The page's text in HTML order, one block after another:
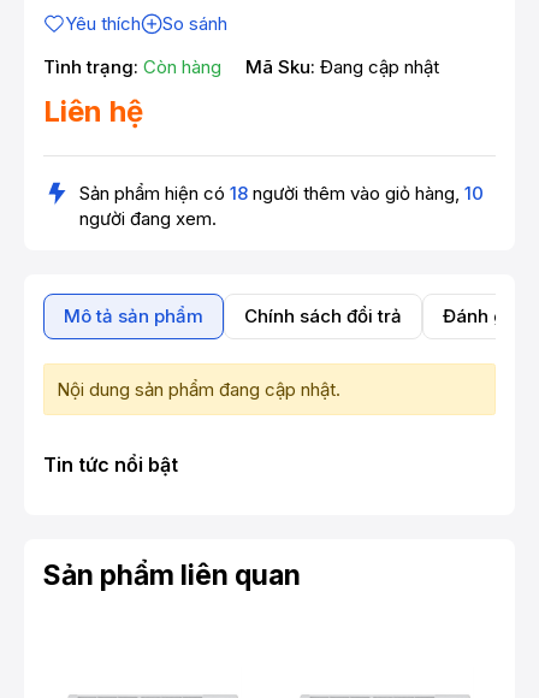
Yêu thích
So sánh
Tình trạng: Còn hàng Mã Sku: Đang cập nhật
Liên hệ
Sản phẩm hiện có 18 người thêm vào giỏ hàng, 10
người đang xem.
Mô tả sản phẩm Chính sách đổi trả Đánh giá
Nội dung sản phẩm đang cập nhật.
Tin tức nổi bật
Sản phẩm liên quan